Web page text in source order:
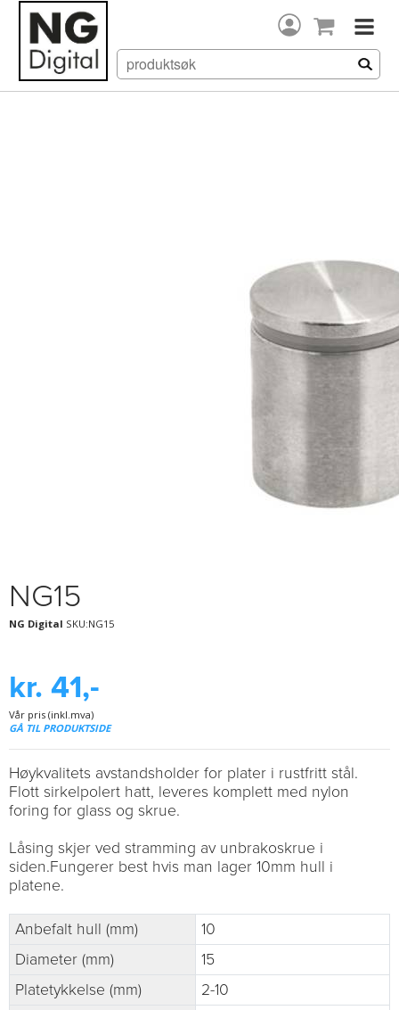
NG15
NG Digital SKU:NG15
kr. 41,-
Vår pris (inkl.mva)
GÅ TIL PRODUKTSIDE
Høykvalitets avstandsholder for plater i rustfritt stål.
Flott sirkelpolert hatt, leveres komplett med nylon
foring for glass og skrue.
Låsing skjer ved stramming av unbrakoskrue i
siden.Fungerer best hvis man lager 10mm hull i
platene.
Anbefalt hull (mm)
10
Diameter (mm)
15
Platetykkelse (mm)
2-10